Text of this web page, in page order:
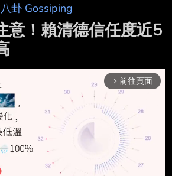
八卦 Gossiping
意！賴清德信任度近5
arrow_forward_ios 前往頁面